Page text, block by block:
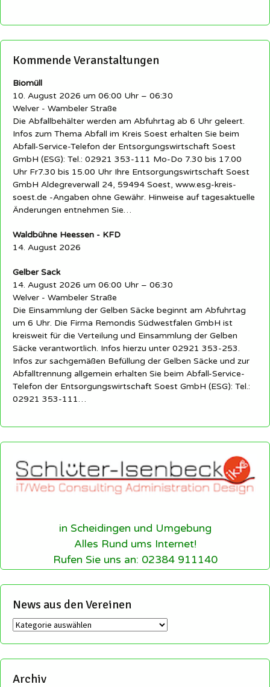
Kommende Veranstaltungen
Biomüll
10. August 2026 um 06:00 Uhr – 06:30
Welver - Wambeler Straße
Die Abfallbehälter werden am Abfuhrtag ab 6 Uhr geleert.
Infos zum Thema Abfall im Kreis Soest erhalten Sie beim
Abfall-Service-Telefon der Entsorgungswirtschaft Soest
GmbH (ESG): Tel.: 02921 353-111 Mo-Do 7.30 bis 17.00
Uhr Fr7.30 bis 15.00 Uhr Ihre Entsorgungswirtschaft Soest
GmbH Aldegreverwall 24, 59494 Soest, www.esg-kreis-
soest.de -Angaben ohne Gewähr. Hinweise auf tagesaktuelle
Änderungen entnehmen Sie…
Waldbühne Heessen - KFD
14. August 2026
Gelber Sack
14. August 2026 um 06:00 Uhr – 06:30
Welver - Wambeler Straße
Die Einsammlung der Gelben Säcke beginnt am Abfuhrtag
um 6 Uhr. Die Firma Remondis Südwestfalen GmbH ist
kreisweit für die Verteilung und Einsammlung der Gelben
Säcke verantwortlich. Infos hierzu unter 02921 353-253.
Infos zur sachgemäßen Befüllung der Gelben Säcke und zur
Abfalltrennung allgemein erhalten Sie beim Abfall-Service-
Telefon der Entsorgungswirtschaft Soest GmbH (ESG): Tel.:
02921 353-111…
in Scheidingen und Umgebung
Alles Rund ums Internet!
Rufen Sie uns an: 02384 911140
News aus den Vereinen
News
Vereinen
Archiv